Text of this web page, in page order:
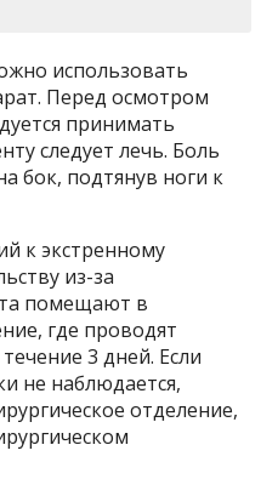
использовать
Перед осмотром
принимать
следует лечь. Боль
бок, подтянув ноги к
к экстренному
из-за
помещают в
где проводят
3 дней. Если
не наблюдается,
отделение,